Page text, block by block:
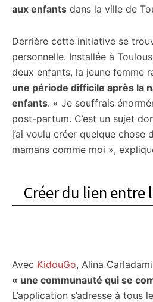
aux enfants dans la ville de
Derrière cette initiative se
personnelle. Installée à
deux enfants, la jeune femme
une période difficile après la
enfants. « Je souffrais
post-partum. C’est un sujet
j’ai voulu créer quelque chose
mamans comme moi »,
Créer du lien entre
Avec KidouGo, Alina
« une communauté qui se
L’application s’adresse à tous